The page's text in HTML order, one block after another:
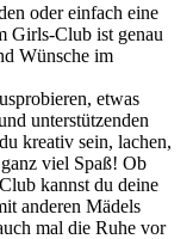
oder einfach eine
Girls-Club ist genau
Wünsche im
etwas
unterstützenden
kreativ sein, lachen,
viel Spaß! Ob
kannst du deine
anderen Mädels
mal die Ruhe vor